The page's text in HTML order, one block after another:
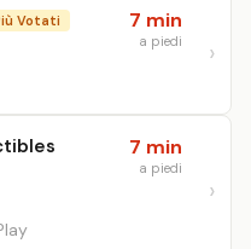
Votati 7 min
a piedi
7 min
a piedi